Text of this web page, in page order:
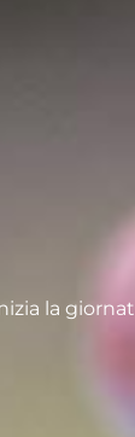
la